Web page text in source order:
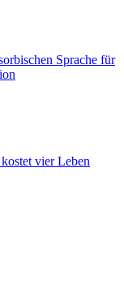
Sprache für
vier Leben